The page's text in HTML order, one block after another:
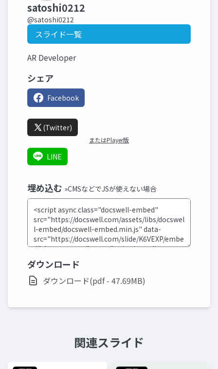
satoshi0212
@satoshi0212
スライド一覧
AR Developer
シェア
Facebook
(Twitter)
またはPlayer版
LINE
埋め込む »CMSなどでJSが使えない場合
ダウンロード
ダウンロード(pdf - 47.69MB)
関連スライド